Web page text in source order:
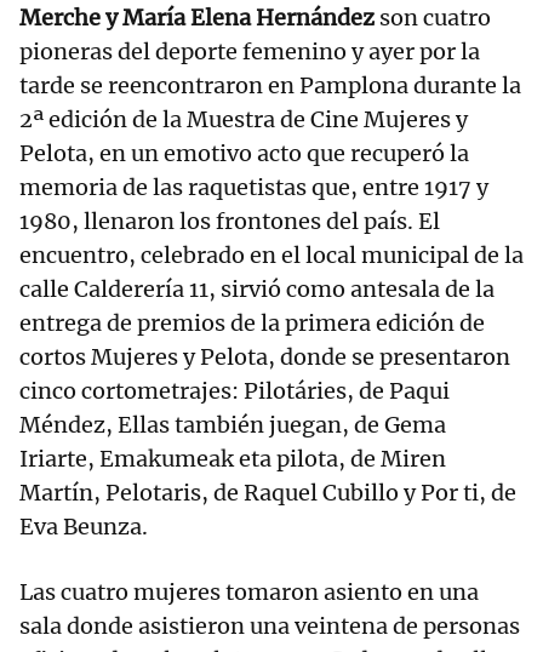
Merche y María Elena Hernández son cuatro
pioneras del deporte femenino y ayer por la
tarde se reencontraron en Pamplona durante la
2ª edición de la Muestra de Cine Mujeres y
Pelota, en un emotivo acto que recuperó la
memoria de las raquetistas que, entre 1917 y
1980, llenaron los frontones del país. El
encuentro, celebrado en el local municipal de la
calle Calderería 11, sirvió como antesala de la
entrega de premios de la primera edición de
cortos Mujeres y Pelota, donde se presentaron
cinco cortometrajes: Pilotáries, de Paqui
Méndez, Ellas también juegan, de Gema
Iriarte, Emakumeak eta pilota, de Miren
Martín, Pelotaris, de Raquel Cubillo y Por ti, de
Eva Beunza.
Las cuatro mujeres tomaron asiento en una
sala donde asistieron una veintena de personas